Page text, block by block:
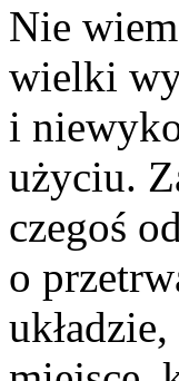
Nie
wielki
i
użyciu.
czegoś
o